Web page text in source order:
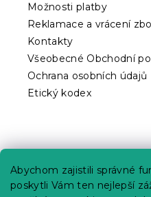
Abychom zajistili správné
poskytli Vám ten nejlepší
Možnosti platby
Reklamace a vrácení
Kontakty
Všeobecné Obchodní
Ochrana osobních údajů
Etický kodex
Kariéra